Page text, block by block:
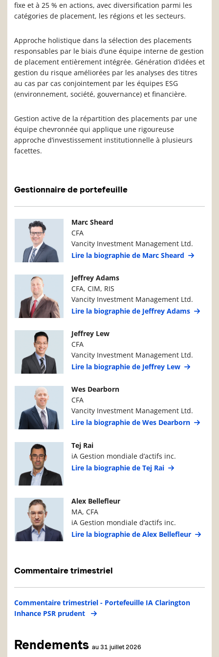
fixe et à 25 % en actions, avec diversification parmi les
catégories de placement, les régions et les secteurs.
Approche holistique dans la sélection des placements
responsables par le biais d’une équipe interne de gestion
de placement entièrement intégrée. Génération d’idées et
gestion du risque améliorées par les analyses des titres
au cas par cas conjointement par les équipes ESG
(environnement, société, gouvernance) et financière.
Gestion active de la répartition des placements par une
équipe chevronnée qui applique une rigoureuse
approche d’investissement institutionnelle à plusieurs
facettes.
Gestionnaire de portefeuille
Photo du gestionnaire de portefeuille
Marc Sheard
CFA
Vancity Investment Management Ltd.
Lire la biographie de Marc Sheard
Photo du gestionnaire de portefeuille
Jeffrey Adams
CFA, CIM, RIS
Vancity Investment Management Ltd.
Lire la biographie de Jeffrey Adams
Photo du gestionnaire de portefeuille
Jeffrey Lew
CFA
Vancity Investment Management Ltd.
Lire la biographie de Jeffrey Lew
Photo du gestionnaire de portefeuille
Wes Dearborn
CFA
Vancity Investment Management Ltd.
Lire la biographie de Wes Dearborn
Photo du gestionnaire de portefeuille
Tej Rai
iA Gestion mondiale d’actifs inc.
Lire la biographie de Tej Rai
Photo du gestionnaire de portefeuille
Alex Bellefleur
MA, CFA
iA Gestion mondiale d’actifs inc.
Lire la biographie de Alex Bellefleur
Commentaire trimestriel
Commentaire trimestriel - Portefeuille IA Clarington
Inhance PSR prudent
Rendements au 31 juillet 2026